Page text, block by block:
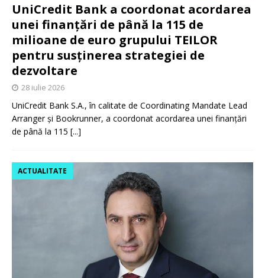
UniCredit Bank a coordonat acordarea
unei finanțări de până la 115 de
milioane de euro grupului TEILOR
pentru susținerea strategiei de
dezvoltare
28 iulie 2026
UniCredit Bank S.A., în calitate de Coordinating Mandate Lead
Arranger și Bookrunner, a coordonat acordarea unei finanțări
de până la 115 [...]
ACTUALITATE